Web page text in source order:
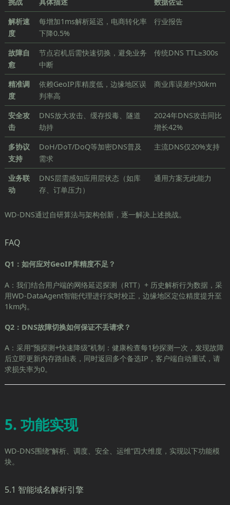
解析速
度
每增加1ms解析延迟，电商转化率
下降0.5%
行业报告
故障自
愈
节点宕机后需快速切换，避免业务
中断
传统DNS TTL≥300s
精准调
度
依赖GeoIP库精度低，边缘地区误
判率高
商业库误差约30km
安全攻
击
DNS放大攻击、缓存投毒、隧道
劫持
2024年DNS攻击同比
增长42%
多协议
支持
DoH/DoT/DoQ等加密DNS普及
需求
主流DNS仅20%支持
业务联
动
DNS层需感知应用层状态（如库
存、订单压力）
通用方案无此能力
WD-DNS通过自研算法与架构创新，逐一解决上述挑战。
FAQ
Q1：如何应对GeoIP库精度不足？
A：我们结合用户端的网络延迟探测（RTT）+ 历史解析行为数据，采
用WD-DataAgent智能代理进行实时校正，边缘地区定位精度提升至
1km内。
Q2：DNS故障切换如何保证不丢请求？
A：采用“预探测+快速降级”机制：健康检查每1秒探测一次，发现故障
后立即更新内存路由表，同时返回多个备选IP，客户端自动重试，请
求损失率为0。
5. 功能实现
WD-DNS围绕“解析、调度、安全、运维”四大维度，实现以下功能模
块。
5.1 智能域名解析引擎